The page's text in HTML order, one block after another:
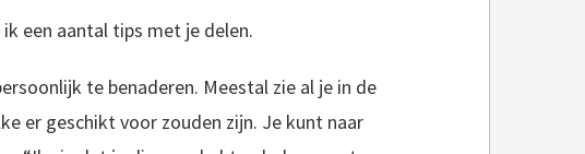
een aantal tips met je delen.
te benaderen. Meestal zie al je in de
er geschikt voor zouden zijn. Je kunt naar